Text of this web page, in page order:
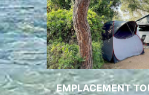
EMPLACEMENT